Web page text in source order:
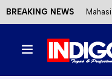
BREAKING NEWS
Etik
Satu